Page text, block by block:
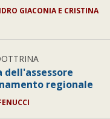
GIACONIA E CRISTINA
dell'assessore
regionale